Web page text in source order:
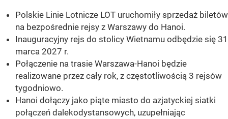
Polskie Linie Lotnicze LOT uruchomiły sprzedaż biletów
na bezpośrednie rejsy z Warszawy do Hanoi.
Inauguracyjny rejs do stolicy Wietnamu odbędzie się 31
marca 2027 r.
Połączenie na trasie Warszawa-Hanoi będzie
realizowane przez cały rok, z częstotliwością 3 rejsów
tygodniowo.
Hanoi dołączy jako piąte miasto do azjatyckiej siatki
połączeń dalekodystansowych, uzupełniając